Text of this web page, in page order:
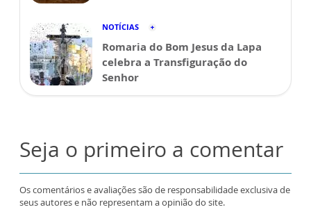
NOTÍCIAS
Romaria do Bom Jesus da Lapa
celebra a Transfiguração do
Senhor
Seja o primeiro a comentar
Os comentários e avaliações são de responsabilidade exclusiva de
seus autores e não representam a opinião do site.